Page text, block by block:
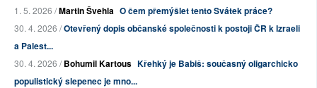
1. 5. 2026 /Martin Švehla O čem přemýšlet tento Svátek práce?
30. 4. 2026 /Otevřený dopis občanské společnosti k postoji ČR k Izraeli
a Palest...
30. 4. 2026 /Bohumil Kartous Křehký je Babiš: současný oligarchicko
populistický slepenec je mno...